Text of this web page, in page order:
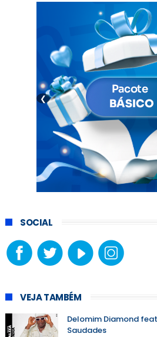
❮
SOCIAL
VEJA TAMBÉM
Delomim Diamond
Saudades